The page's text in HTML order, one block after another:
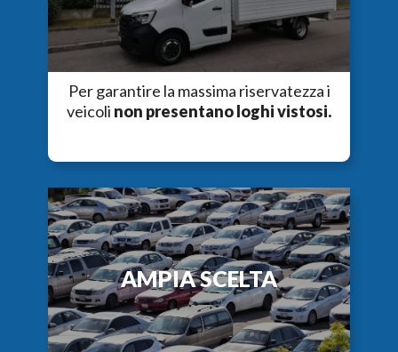
Per garantire la massima riservatezza i
veicoli non presentano loghi vistosi.
AMPIA SCELTA